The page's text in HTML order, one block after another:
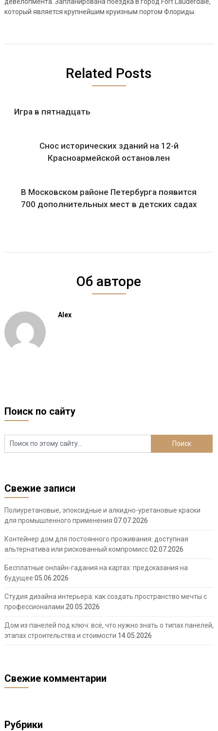
который является крупнейшим круизным портом Флориды.
Related Posts
Игра в пятнадцать
Снос исторических зданий на 12-й
Красноармейской остановлен
В Московском районе Петербурга появится
700 дополнительных мест в детских садах
Об авторе
Alex
Поиск по сайту
Свежие записи
Полиуретановые, эпоксидные и алкидно-уретановые краски
для промышленного применения 07.07.2026
Контейнер дом для постоянного проживания: доступная
альтернатива или рискованный компромисс02.07.2026
Бесплатные онлайн-гадания на картах: предсказания на
будущее 05.06.2026
Студия дизайна интерьера: как создать пространство мечты с
профессионалами 20.05.2026
Дом из панелей под ключ: всё, что нужно знать о типах панелей,
этапах строительства и стоимости 14.05.2026
Свежие комментарии
Рубрики